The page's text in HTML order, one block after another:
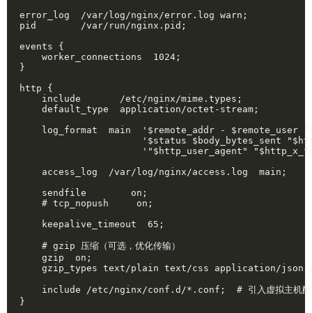
error_log  /var/log/nginx/error.log warn;
pid        /var/run/nginx.pid;
events {
worker_connections  1024;
}
http {
include       /etc/nginx/mime.types;
default_type  application/octet-stream;
log_format  main  '$remote_addr - $remote_user
'$status $body_bytes_sent
'"$http_user_agent"
access_log  /var/log/nginx/access.log  main;
sendfile        on;
# tcp_nopush     on;
keepalive_timeout  65;
# gzip 压缩（可选，优化传输）
gzip  on;
gzip_types text/plain text/css application/json
include /etc/nginx/conf.d/*.conf;  # 引入虚拟主机配
}